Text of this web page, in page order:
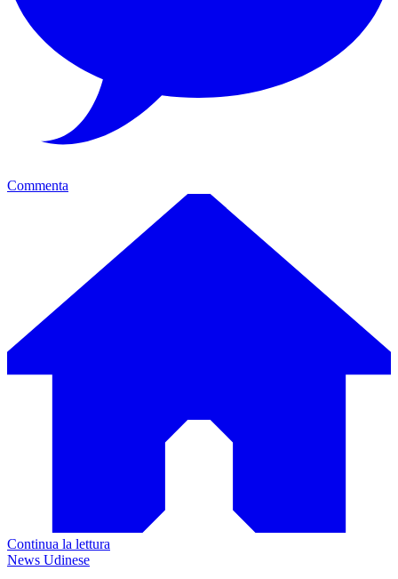
Commenta
Continua la lettura
News Udinese